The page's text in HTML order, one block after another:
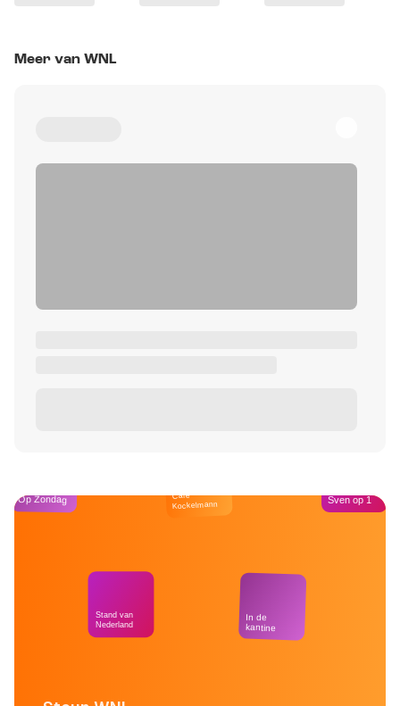
Meer van WNL
Op Zondag
Stand van
Nederland
Café
Kockelmann
In de
kantine
Sven op 1